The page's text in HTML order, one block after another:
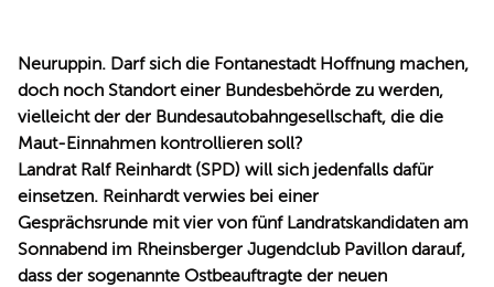
Neuruppin. Darf sich die Fontanestadt Hoffnung machen,
doch noch Standort einer Bundesbehörde zu werden,
vielleicht der der Bundesautobahngesellschaft, die die
Maut-Einnahmen kontrollieren soll?
Landrat Ralf Reinhardt (SPD) will sich jedenfalls dafür
einsetzen. Reinhardt verwies bei einer
Gesprächsrunde mit vier von fünf Landratskandidaten am
Sonnabend im Rheinsberger Jugendclub Pavillon darauf,
dass der sogenannte Ostbeauftragte der neuen